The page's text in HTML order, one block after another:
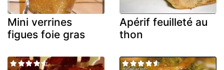
Mini verrines
figues foie gras
Apérif feuilleté au
thon